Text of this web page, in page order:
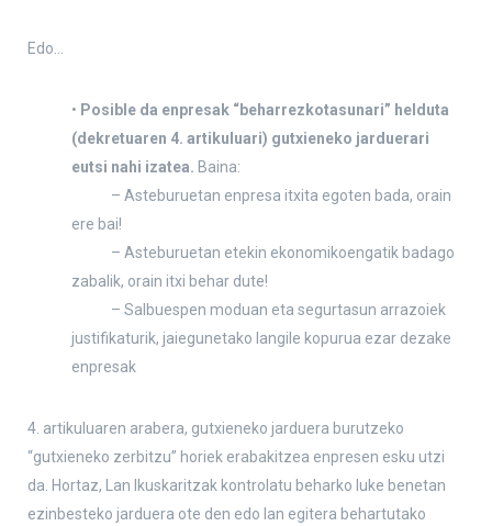
Edo…
• Posible da enpresak “beharrezkotasunari” helduta
(dekretuaren 4. artikuluari) gutxieneko jarduerari
eutsi nahi izatea. Baina:
– Asteburuetan enpresa itxita egoten bada, orain
ere bai!
– Asteburuetan etekin ekonomikoengatik badago
zabalik, orain itxi behar dute!
– Salbuespen moduan eta segurtasun arrazoiek
justifikaturik, jaiegunetako langile kopurua ezar dezake
enpresak
4. artikuluaren arabera, gutxieneko jarduera burutzeko
“gutxieneko zerbitzu” horiek erabakitzea enpresen esku utzi
da. Hortaz, Lan Ikuskaritzak kontrolatu beharko luke benetan
ezinbesteko jarduera ote den edo lan egitera behartutako